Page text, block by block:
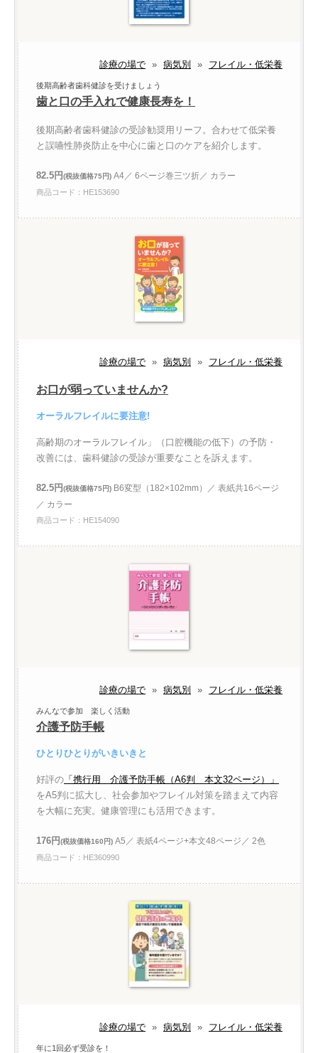
診療の場で » 病気別 » フレイル・低栄養
後期高齢者歯科健診を受けましょう
歯と口の手入れで健康長寿を！
後期高齢者歯科健診の受診勧奨用リーフ。合わせて低栄養
と誤嚥性肺炎防止を中心に歯と口のケアを紹介します。
82.5円(税抜価格75円) A4／ 6ページ巻三ツ折／ カラー
商品コード：HE153690
診療の場で » 病気別 » フレイル・低栄養
お口が弱っていませんか?
オーラルフレイルに要注意!
高齢期のオーラルフレイル」（口腔機能の低下）の予防・
改善には、歯科健診の受診が重要なことを訴えます。
82.5円(税抜価格75円) B6変型（182×102mm）／ 表紙共16ページ
／ カラー
商品コード：HE154090
診療の場で » 病気別 » フレイル・低栄養
みんなで参加 楽しく活動
介護予防手帳
ひとりひとりがいきいきと
好評の 「携行用 介護予防手帳（A6判 本文32ページ）」
をA5判に拡大し、社会参加やフレイル対策を踏まえて内容
を大幅に充実。健康管理にも活用できます。
176円(税抜価格160円) A5／ 表紙4ページ+本文48ページ／ 2色
商品コード：HE360990
診療の場で » 病気別 » フレイル・低栄養
年に1回必ず受診を！